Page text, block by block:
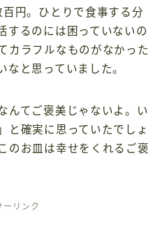
円。ひとりで食事する分
するのには困っていないの
カラフルなものがなかった
なと思っていました。
んてご褒美じゃないよ。い
と確実に思っていたでしょ
のお皿は幸せをくれるご褒
ーリンク